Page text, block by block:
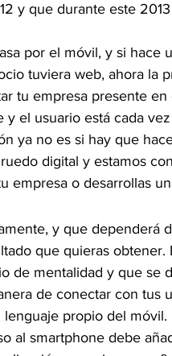
y que durante este
por el móvil, y si hace
tuviera web, ahora la
tu empresa presente
y el usuario está cada
ya no es si hay que
digital y estamos
empresa o desarrollas
y que dependerá
que quieras
de mentalidad y que se
de conectar con tus
propio del
al smartphone debe